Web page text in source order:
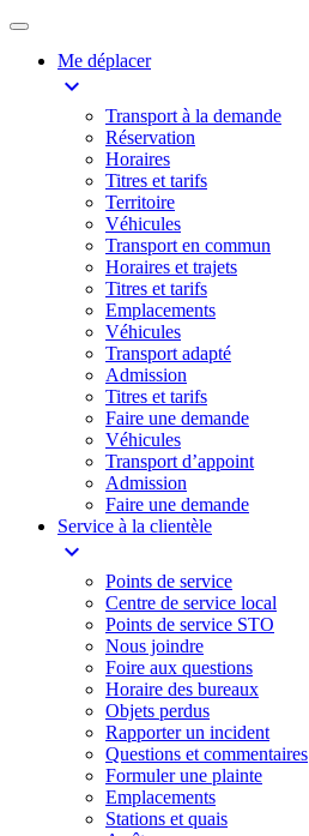
Me déplacer
expand_more
Transport à la demande
Réservation
Horaires
Titres et tarifs
Territoire
Véhicules
Transport en commun
Horaires et trajets
Titres et tarifs
Emplacements
Véhicules
Transport adapté
Admission
Titres et tarifs
Faire une demande
Véhicules
Transport d’appoint
Admission
Faire une demande
Service à la clientèle
expand_more
Points de service
Centre de service local
Points de service STO
Nous joindre
Foire aux questions
Horaire des bureaux
Objets perdus
Rapporter un incident
Questions et commentaires
Formuler une plainte
Emplacements
Stations et quais